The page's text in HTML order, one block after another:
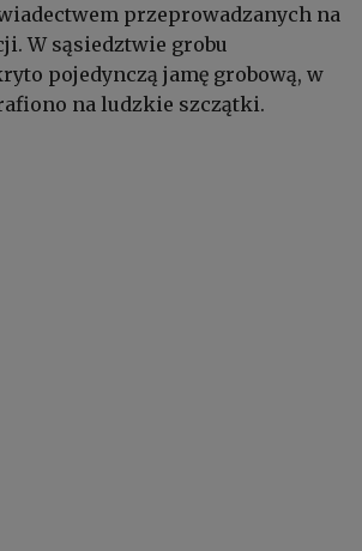
przeprowadzanych na
W sąsiedztwie grobu
pojedynczą jamę grobową, w
na ludzkie szczątki.